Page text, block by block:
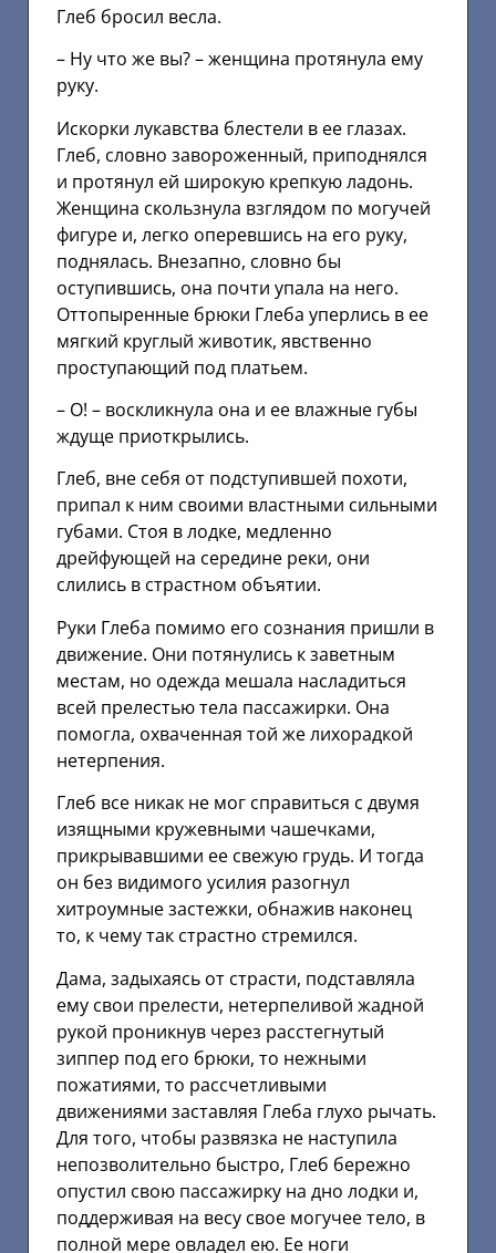
Глеб бросил весла.
– Ну что же вы? – женщина протянула ему
руку.
Искорки лукавства блестели в ее глазах.
Глеб, словно завороженный, приподнялся
и протянул ей широкую крепкую ладонь.
Женщина скользнула взглядом по могучей
фигуре и, легко оперевшись на его руку,
поднялась. Внезапно, словно бы
оступившись, она почти упала на него.
Оттопыренные брюки Глеба уперлись в ее
мягкий круглый животик, явственно
проступающий под платьем.
– О! – воскликнула она и ее влажные губы
ждуще приоткрылись.
Глеб, вне себя от подступившей похоти,
припал к ним своими властными сильными
губами. Стоя в лодке, медленно
дрейфующей на середине реки, они
слились в страстном объятии.
Руки Глеба помимо его сознания пришли в
движение. Они потянулись к заветным
местам, но одежда мешала насладиться
всей прелестью тела пассажирки. Она
помогла, охваченная той же лихорадкой
нетерпения.
Глеб все никак не мог справиться с двумя
изящными кружевными чашечками,
прикрывавшими ее свежую грудь. И тогда
он без видимого усилия разогнул
хитроумные застежки, обнажив наконец
то, к чему так страстно стремился.
Дама, задыхаясь от страсти, подставляла
ему свои прелести, нетерпеливой жадной
рукой проникнув через расстегнутый
зиппер под его брюки, то нежными
пожатиями, то рассчетливыми
движениями заставляя Глеба глухо рычать.
Для того, чтобы развязка не наступила
непозволительно быстро, Глеб бережно
опустил свою пассажирку на дно лодки и,
поддерживая на весу свое могучее тело, в
полной мере овладел ею. Ее ноги